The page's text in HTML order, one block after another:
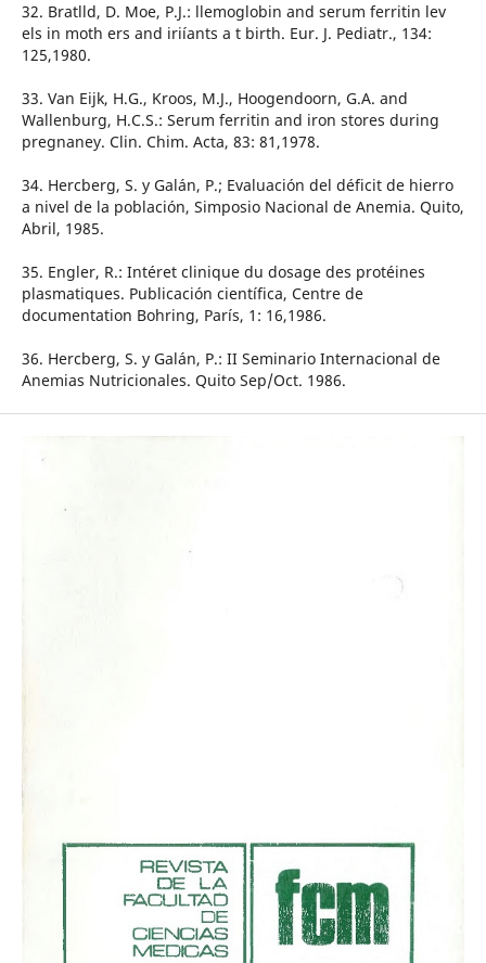
32. Bratlld, D. Moe, P.J.: llemoglobin and serum ferritin lev
els in moth ers and iriíants a t birth. Eur. J. Pediatr., 134:
125,1980.
33. Van Eijk, H.G., Kroos, M.J., Hoogendoorn, G.A. and
Wallenburg, H.C.S.: Serum ferritin and iron stores during
pregnaney. Clin. Chim. Acta, 83: 81,1978.
34. Hercberg, S. y Galán, P.; Evaluación del déficit de hierro
a nivel de la población, Simposio Nacional de Anemia. Quito,
Abril, 1985.
35. Engler, R.: Intéret clinique du dosage des protéines
plasmatiques. Publicación científica, Centre de
documentation Bohring, París, 1: 16,1986.
36. Hercberg, S. y Galán, P.: II Seminario Internacional de
Anemias Nutricionales. Quito Sep/Oct. 1986.